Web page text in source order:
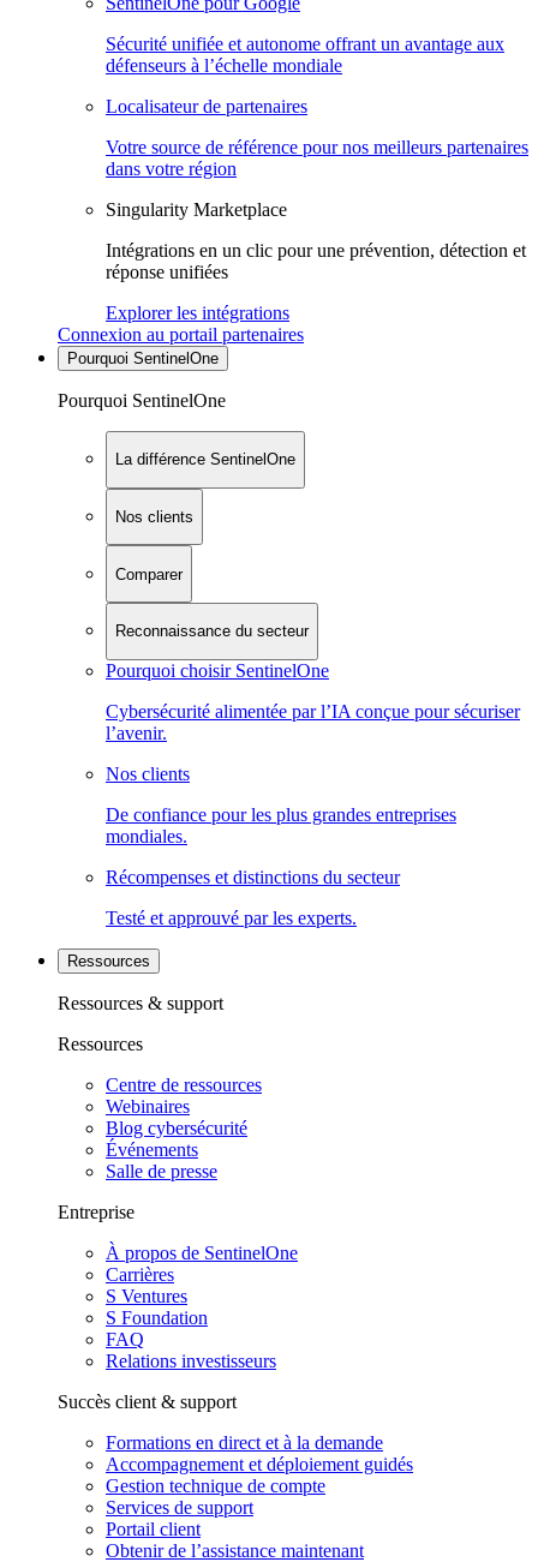
Sécurité unifiée et autonome offrant un avantage aux
défenseurs à l’échelle mondiale
Localisateur de partenaires
Votre source de référence pour nos meilleurs partenaires
dans votre région
Singularity Marketplace
Intégrations en un clic pour une prévention, détection et
réponse unifiées
Explorer les intégrations
Connexion au portail partenaires
Pourquoi SentinelOne
Pourquoi SentinelOne
La différence SentinelOne
Nos clients
Comparer
Reconnaissance du secteur
Pourquoi choisir SentinelOne
Cybersécurité alimentée par l’IA conçue pour sécuriser
l’avenir.
Nos clients
De confiance pour les plus grandes entreprises
mondiales.
Récompenses et distinctions du secteur
Testé et approuvé par les experts.
Ressources
Ressources & support
Ressources
Centre de ressources
Webinaires
Blog cybersécurité
Événements
Salle de presse
Entreprise
À propos de SentinelOne
Carrières
S Ventures
S Foundation
FAQ
Relations investisseurs
Succès client & support
Formations en direct et à la demande
Accompagnement et déploiement guidés
Gestion technique de compte
Services de support
Portail client
Obtenir de l’assistance maintenant